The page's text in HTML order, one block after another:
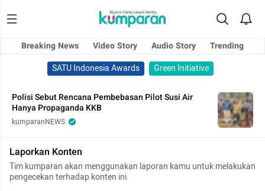
Breaking News Video Story Audio Story
Trending
SATU Indonesia Awards
Green Initiative
Polisi Sebut Rencana Pembebasan Pilot Susi Air
Hanya Propaganda KKB
kumparanNEWS
Laporkan Konten
Tim kumparan akan menggunakan laporan kamu untuk melakukan
pengecekan terhadap konten ini.